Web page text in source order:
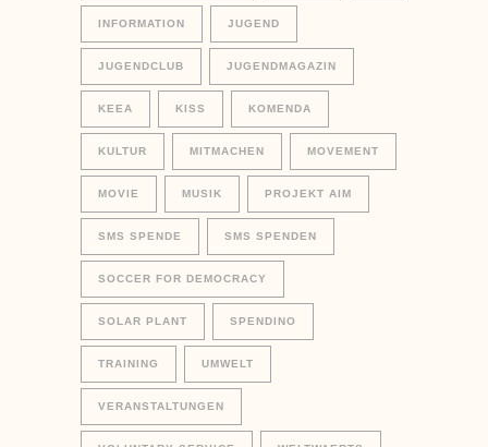
INFORMATION JUGEND
JUGENDCLUB JUGENDMAGAZIN
KEEA KISS KOMENDA
KULTUR MITMACHEN MOVEMENT
MOVIE MUSIK PROJEKT AIM
SMS SPENDE SMS SPENDEN
SOCCER FOR DEMOCRACY
SOLAR PLANT SPENDINO
TRAINING UMWELT
VERANSTALTUNGEN